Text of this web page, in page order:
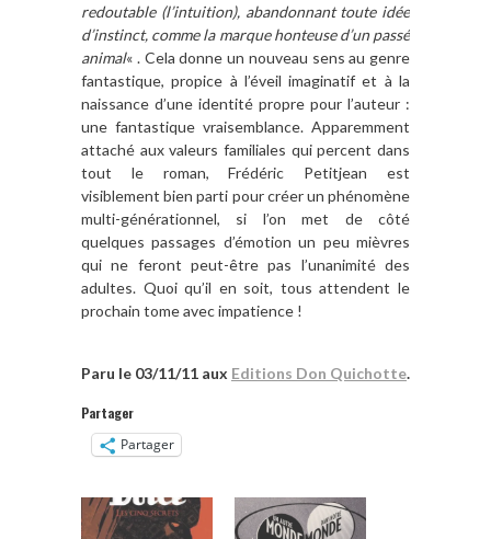
redoutable (l’intuition), abandonnant toute idée
d’instinct, comme la marque honteuse d’un passé
animal« . Cela donne un nouveau sens au genre
fantastique, propice à l’éveil imaginatif et à la
naissance d’une identité propre pour l’auteur :
une fantastique vraisemblance. Apparemment
attaché aux valeurs familiales qui percent dans
tout le roman, Frédéric Petitjean est
visiblement bien parti pour créer un phénomène
multi-générationnel, si l’on met de côté
quelques passages d’émotion un peu mièvres
qui ne feront peut-être pas l’unanimité des
adultes. Quoi qu’il en soit, tous attendent le
prochain tome avec impatience !
Paru le 03/11/11 aux Editions Don Quichotte.
Partager
Partager